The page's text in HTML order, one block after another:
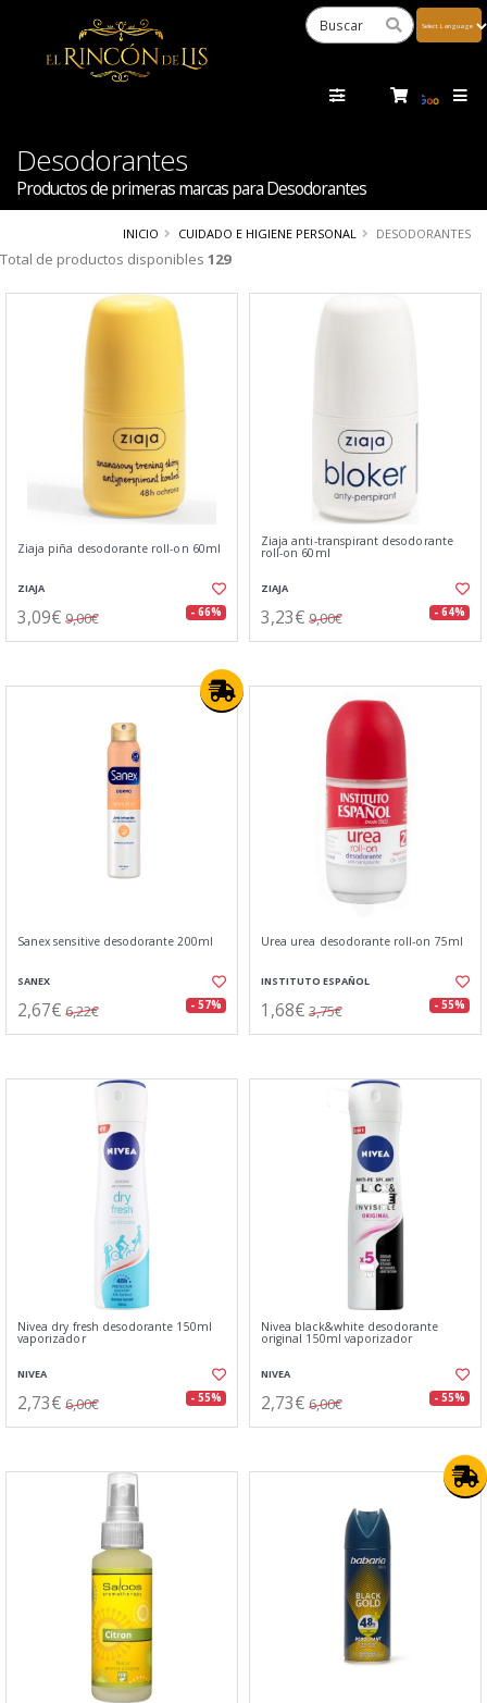
Desodorantes
Productos de primeras marcas para Desodorantes
INICIO CUIDADO E HIGIENE PERSONAL DESODORANTES
Total de productos disponibles 129
Ziaja piña desodorante roll-on 60ml
ZIAJA
3,09€ 9,00€ - 66%
Ziaja anti-transpirant desodorante
roll-on 60ml
ZIAJA
3,23€ 9,00€ - 64%
Sanex sensitive desodorante 200ml
SANEX
2,67€ 6,22€ - 57%
Urea urea desodorante roll-on 75ml
INSTITUTO ESPAÑOL
1,68€ 3,75€ - 55%
Nivea dry fresh desodorante 150ml
vaporizador
NIVEA
2,73€ 6,00€ - 55%
Nivea black&white desodorante
original 150ml vaporizador
NIVEA
2,73€ 6,00€ - 55%